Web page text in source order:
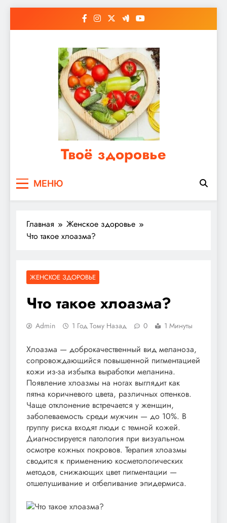
Твоё здоровье
мужском здоровье
МЕНЮ
Главная
Женское здоровье
Что такое хлоазма?
ЖЕНСКОЕ ЗДОРОВЬЕ
Что такое хлоазма?
Admin 1 Год Тому Назад 0 1 Минуты
Хлоазма — доброкачественный вид меланоза,
сопровождающийся повышенной пигментацией
кожи из-за избытка выработки меланина.
Появление хлоазмы на ногах выглядит как
пятна коричневого цвета, различных оттенков.
Чаще отклонение встречается у женщин,
заболеваемость среди мужчин — до 10%. В
группу риска входят люди с темной кожей.
Диагностируется патология при визуальном
осмотре кожных покровов. Терапия хлоазмы
сводится к применению косметологических
методов, снижающих цвет пигментации —
отшелушивание и отбеливание эпидермиса.